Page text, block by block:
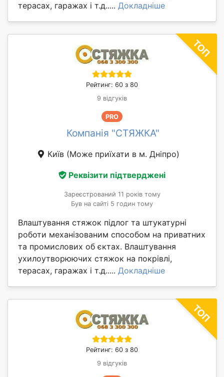
терасах, гаражах і т.д..... Докладніше
Рейтинг: 60 з 80
9 відгуків
PRO
Компанія "СТЯЖКА"
Київ (Може приїхати в м. Дніпро)
Реквізити підтверджені
Зареєстрований 11 років тому
Був на сайті 5 годин тому
Влаштування стяжок підлог та штукатурні
роботи механізованим способом на приватних
та промислових об єктах. Влаштування
ухилоутворюючих стяжок на покрівлі,
терасах, гаражах і т.д..... Докладніше
Рейтинг: 60 з 80
9 відгуків